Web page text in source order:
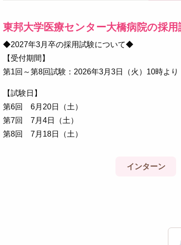
東邦大学医療センター大橋病院の採用
◆2027年3月卒の採用試験について◆
【受付期間】
第1回～第8回試験：2026年3月3日（火）10時より
【試験日】
第6回 6月20日（土）
第7回 7月4日（土）
第8回 7月18日（土）
インターン